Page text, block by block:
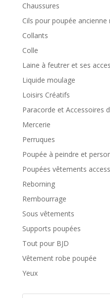
Chaussures
Cils pour poupée
Collants
Colle
Laine à feutrer et ses
Liquide moulage
Loisirs Créatifs
Paracorde et Accessoires
Mercerie
Perruques
Poupée à peindre et
Poupées vêtements
Reborning
Rembourrage
Sous vêtements
Supports poupées
Tout pour BJD
Vêtement robe poupée
Yeux